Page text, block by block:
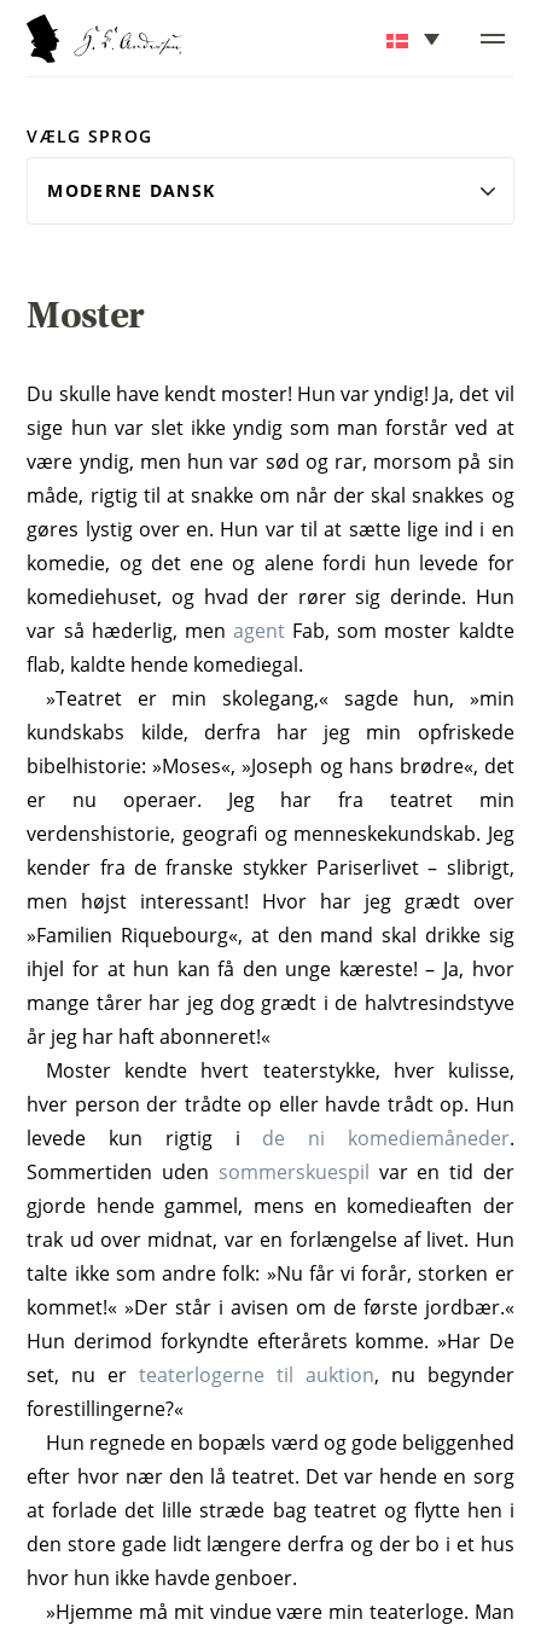
VÆLG SPROG
Moster
Du skulle have kendt moster! Hun var yndig! Ja, det vil
sige hun var slet ikke yndig som man forstår ved at
være yndig, men hun var sød og rar, morsom på sin
måde, rigtig til at snakke om når der skal snakkes og
gøres lystig over en. Hun var til at sætte lige ind i en
komedie, og det ene og alene fordi hun levede for
komediehuset, og hvad der rører sig derinde. Hun
var så hæderlig, men agent Fab, som moster kaldte
flab, kaldte hende komediegal.
»Teatret er min skolegang,« sagde hun, »min
kundskabs kilde, derfra har jeg min opfriskede
bibelhistorie: »Moses«, »Joseph og hans brødre«, det
er nu operaer. Jeg har fra teatret min
verdenshistorie, geografi og menneskekundskab. Jeg
kender fra de franske stykker Pariserlivet – slibrigt,
men højst interessant! Hvor har jeg grædt over
»Familien Riquebourg«, at den mand skal drikke sig
ihjel for at hun kan få den unge kæreste! – Ja, hvor
mange tårer har jeg dog grædt i de halvtresindstyve
år jeg har haft abonneret!«
Moster kendte hvert teaterstykke, hver kulisse,
hver person der trådte op eller havde trådt op. Hun
levede kun rigtig i de ni komediemåneder.
Sommertiden uden sommerskuespil var en tid der
gjorde hende gammel, mens en komedieaften der
trak ud over midnat, var en forlængelse af livet. Hun
talte ikke som andre folk: »Nu får vi forår, storken er
kommet!« »Der står i avisen om de første jordbær.«
Hun derimod forkyndte efterårets komme. »Har De
set, nu erteaterlogerne til auktion, nu begynder
forestillingerne?«
Hun regnede en bopæls værd og gode beliggenhed
efter hvor nær den lå teatret. Det var hende en sorg
at forlade det lille stræde bag teatret og flytte hen i
den store gade lidt længere derfra og der bo i et hus
hvor hun ikke havde genboer.
»Hjemme må mit vindue være min teaterloge. Man